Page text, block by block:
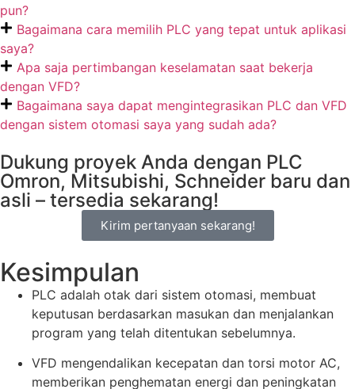
pun?
Bagaimana cara memilih PLC yang tepat untuk aplikasi
saya?
Apa saja pertimbangan keselamatan saat bekerja
dengan VFD?
Bagaimana saya dapat mengintegrasikan PLC dan VFD
dengan sistem otomasi saya yang sudah ada?
Dukung proyek Anda dengan PLC
Omron, Mitsubishi, Schneider baru dan
asli – tersedia sekarang!
Kirim pertanyaan sekarang!
Kesimpulan
PLC adalah otak dari sistem otomasi, membuat
keputusan berdasarkan masukan dan menjalankan
program yang telah ditentukan sebelumnya.
VFD mengendalikan kecepatan dan torsi motor AC,
memberikan penghematan energi dan peningkatan